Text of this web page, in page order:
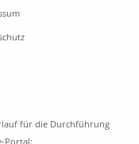
für die Durchführung
Portal: